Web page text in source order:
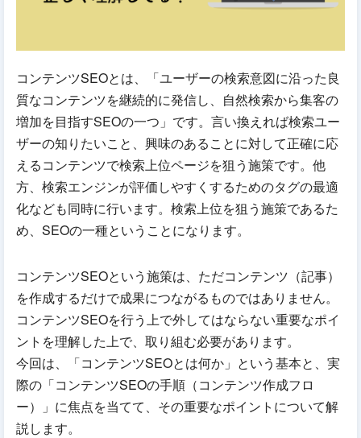
コンテンツSEOとは、「ユーザーの検索意図に沿った良
質なコンテンツを継続的に発信し、自然検索から集客の
増加を目指すSEOの一つ」です。言い換えれば検索ユー
ザーの知りたいこと、興味のあることに対して正確に応
えるコンテンツで検索上位ページを狙う施策です。他
方、検索エンジンが評価しやすくするためのタグの最適
化なども同時に行います。検索上位を狙う施策であるた
め、SEOの一種ということになります。
コンテンツSEOという施策は、ただコンテンツ（記事）
を作成するだけで成果につながるものではありません。
コンテンツSEOを行う上で外してはならない重要なポイ
ントを理解した上で、取り組む必要があります。
今回は、「コンテンツSEOとは何か」という基本と、実
際の「コンテンツSEOの手順（コンテンツ作成フロ
ー）」に焦点を当てて、その重要なポイントについて解
説します。